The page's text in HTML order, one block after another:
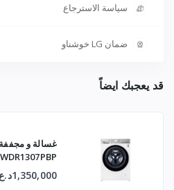
سياسة الاسترجاع
ضمان LG خوشناو
قد يعجبك ايضاً
WDR1307PBP
1,350,000د.ع